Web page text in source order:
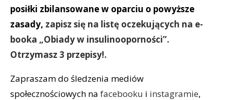
posiłki zbilansowane w oparciu o powyższe
zasady, zapisz się na listę oczekujących na e-
booka „Obiady w insulinooporności”.
Otrzymasz 3 przepisy!.
Zapraszam do śledzenia mediów
społecznościowych na facebooku i instagramie,